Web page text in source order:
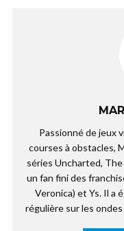
Passionné de jeux
courses à obstacles,
séries Uncharted, The
un fan fini des
Veronica) et Ys. Il a
régulière sur les